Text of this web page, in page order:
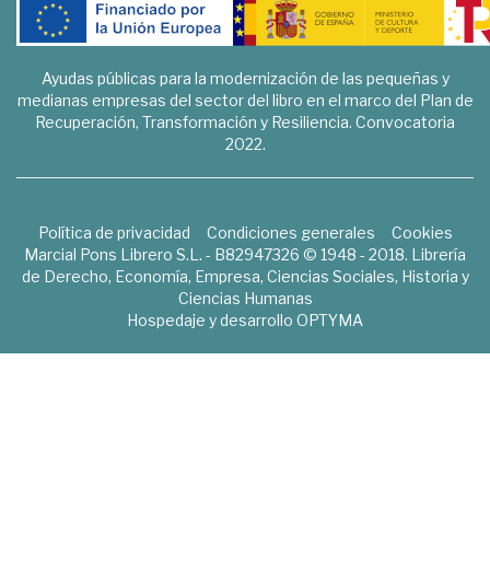
Ayudas públicas para la modernización de las pequeñas y
medianas empresas del sector del libro en el marco del Plan de
Recuperación, Transformación y Resiliencia. Convocatoria
2022.
Política de privacidad Condiciones generales
Cookies
Marcial Pons Librero S.L. - B82947326 © 1948 - 2018. Librería
de Derecho, Economía, Empresa, Ciencias Sociales, Historia y
Ciencias Humanas
Hospedaje y desarrollo OPTYMA